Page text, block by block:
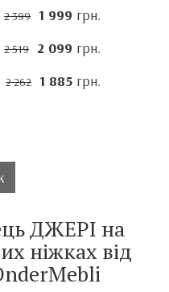
2 399 1 999 грн.
2 519 2 099 грн.
2 262 1 885 грн.
ДЖЕРІ на
ніжках від